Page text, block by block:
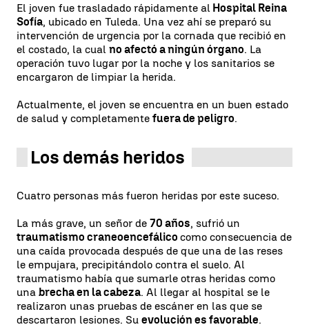
El joven fue trasladado rápidamente al Hospital Reina
Sofía, ubicado en Tuleda. Una vez ahí se preparó su
intervención de urgencia por la cornada que recibió en
el costado, la cual no afectó a ningún órgano. La
operación tuvo lugar por la noche y los sanitarios se
encargaron de limpiar la herida.
Actualmente, el joven se encuentra en un buen estado
de salud y completamente fuera de peligro.
Los demás heridos
Cuatro personas más fueron heridas por este suceso.
La más grave, un señor de 70 años, sufrió un
traumatismo craneoencefálico como consecuencia de
una caída provocada después de que una de las reses
le empujara, precipitándolo contra el suelo. Al
traumatismo había que sumarle otras heridas como
una brecha en la cabeza. Al llegar al hospital se le
realizaron unas pruebas de escáner en las que se
descartaron lesiones. Su evolución es favorable.